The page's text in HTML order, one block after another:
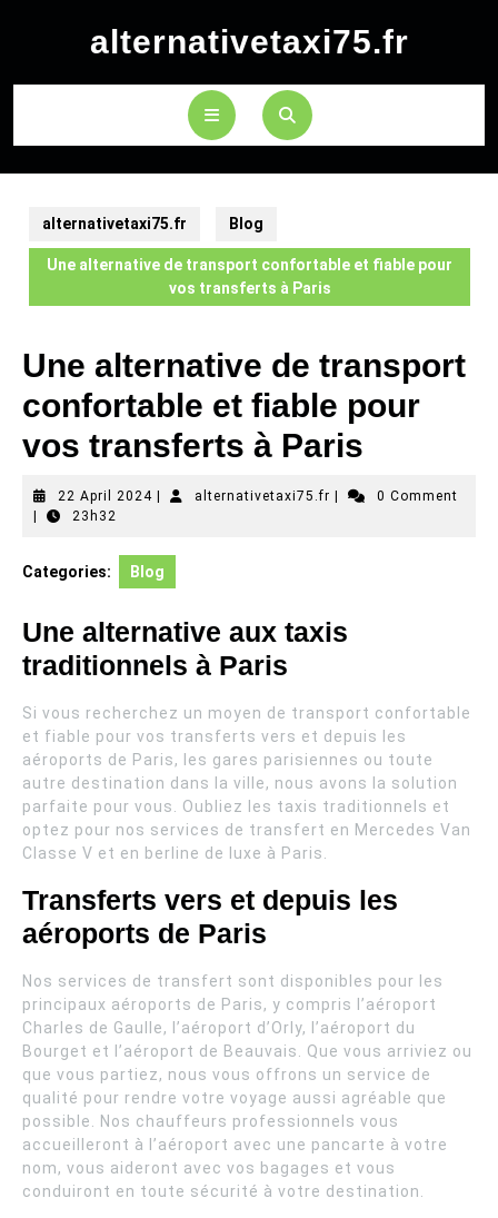
alternativetaxi75.fr
Open
Button
alternativetaxi75.fr Blog
Une alternative de transport confortable et fiable pour
vos transferts à Paris
Une alternative de transport
confortable et fiable pour
vos transferts à Paris
22 April 202422
alternativetaxi75.fralternativetaxi75.fr
0 Comment
23h32
Categories: Blog
Une alternative aux taxis
traditionnels à Paris
Si vous recherchez un moyen de transport confortable
et fiable pour vos transferts vers et depuis les
aéroports de Paris, les gares parisiennes ou toute
autre destination dans la ville, nous avons la solution
parfaite pour vous. Oubliez les taxis traditionnels et
optez pour nos services de transfert en Mercedes Van
Classe V et en berline de luxe à Paris.
Transferts vers et depuis les
aéroports de Paris
Nos services de transfert sont disponibles pour les
principaux aéroports de Paris, y compris l’aéroport
Charles de Gaulle, l’aéroport d’Orly, l’aéroport du
Bourget et l’aéroport de Beauvais. Que vous arriviez ou
que vous partiez, nous vous offrons un service de
qualité pour rendre votre voyage aussi agréable que
possible. Nos chauffeurs professionnels vous
accueilleront à l’aéroport avec une pancarte à votre
nom, vous aideront avec vos bagages et vous
conduiront en toute sécurité à votre destination.